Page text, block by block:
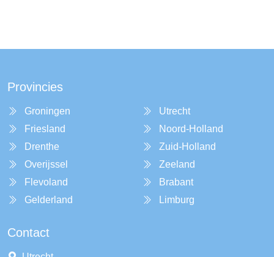
Provincies
Groningen
Friesland
Drenthe
Overijssel
Flevoland
Gelderland
Utrecht
Noord-Holland
Zuid-Holland
Zeeland
Brabant
Limburg
Contact